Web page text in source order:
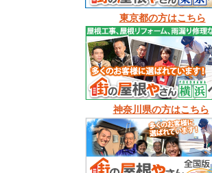
東京都の方はこちら
神奈川県の方はこちら